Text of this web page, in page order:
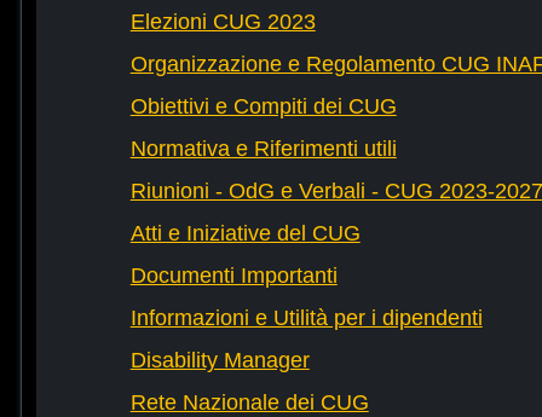
Elezioni CUG 2023
Organizzazione e Regolamento CUG
Obiettivi e Compiti dei CUG
Normativa e Riferimenti utili
Riunioni - OdG e Verbali - CUG 2023-2027
Atti e Iniziative del CUG
Documenti Importanti
Informazioni e Utilità per i dipendenti
Disability Manager
Rete Nazionale dei CUG